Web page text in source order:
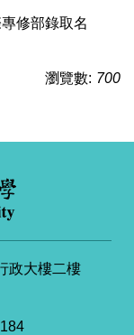
修部錄取名
瀏覽數: 700
政大樓二樓